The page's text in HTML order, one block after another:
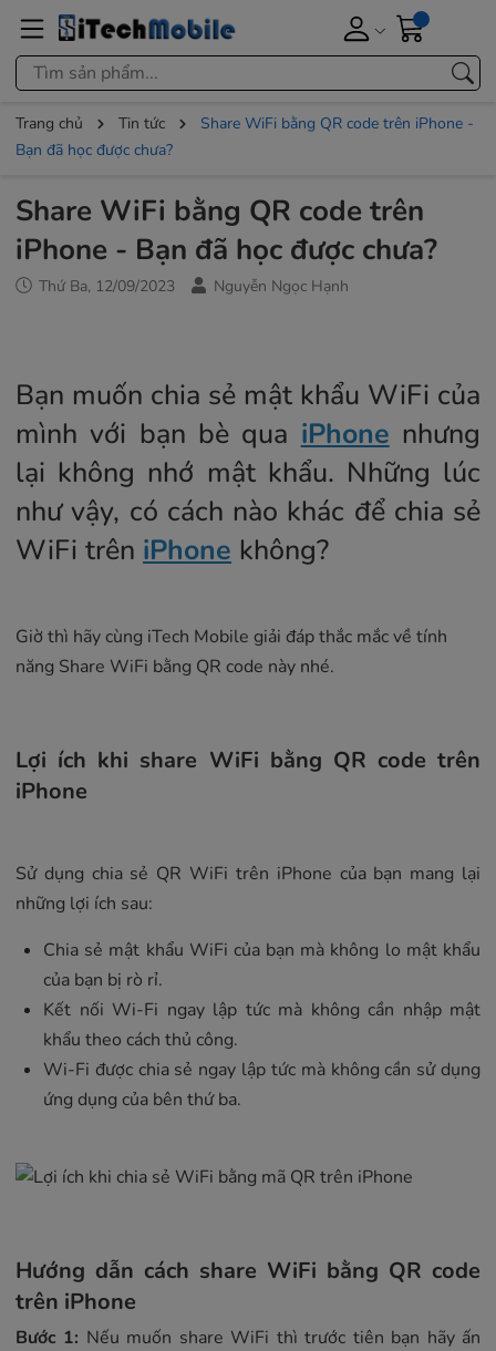
Trang chủ Tin tức
Share WiFi bằng QR code trên iPhone -
Bạn đã học được chưa?
Share WiFi bằng QR code trên
iPhone - Bạn đã học được chưa?
Thứ Ba, 12/09/2023 Nguyễn Ngọc Hạnh
Bạn muốn chia sẻ mật khẩu WiFi của
mình với bạn bè qua iPhone nhưng
lại không nhớ mật khẩu. Những lúc
như vậy, có cách nào khác để chia sẻ
WiFi trên iPhone không?
Giờ thì hãy cùng iTech Mobile giải đáp thắc mắc về tính
năng Share WiFi bằng QR code này nhé.
Lợi ích khi share WiFi bằng QR code trên
iPhone
Sử dụng chia sẻ QR WiFi trên iPhone của bạn mang lại
những lợi ích sau:
Chia sẻ mật khẩu WiFi của bạn mà không lo mật khẩu
của bạn bị rò rỉ.
Kết nối Wi-Fi ngay lập tức mà không cần nhập mật
khẩu theo cách thủ công.
Wi-Fi được chia sẻ ngay lập tức mà không cần sử dụng
ứng dụng của bên thứ ba.
Hướng dẫn cách share WiFi bằng QR code
trên iPhone
Bước 1: Nếu muốn share WiFi thì trước tiên bạn hãy ấn